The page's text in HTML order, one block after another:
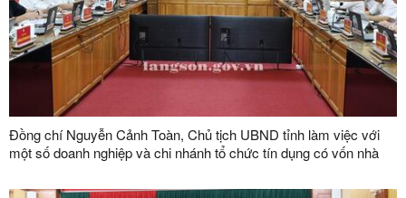
Đồng chí Nguyễn Cảnh Toàn, Chủ tịch UBND tỉnh làm việc với
một số doanh nghiệp và chi nhánh tổ chức tín dụng có vốn nhà